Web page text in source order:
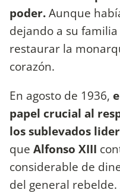
poder.Aunque
dejando a su
restaurar la
corazón.
En agosto de 1936,
papel crucial al
los sublevados
que Alfonso XIII
considerable de
del general